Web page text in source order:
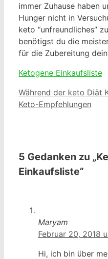
immer Zuhause haben
Hunger nicht in
keto “unfreundliches”
benötigst du die
für die Zubereitung
Ketogene Einkaufsliste
Während der keto Diät
Keto-Empfehlungen
5 Gedanken zu
Einkaufsliste“
Maryam
Februar 20, 2018
Hi, ich bin über